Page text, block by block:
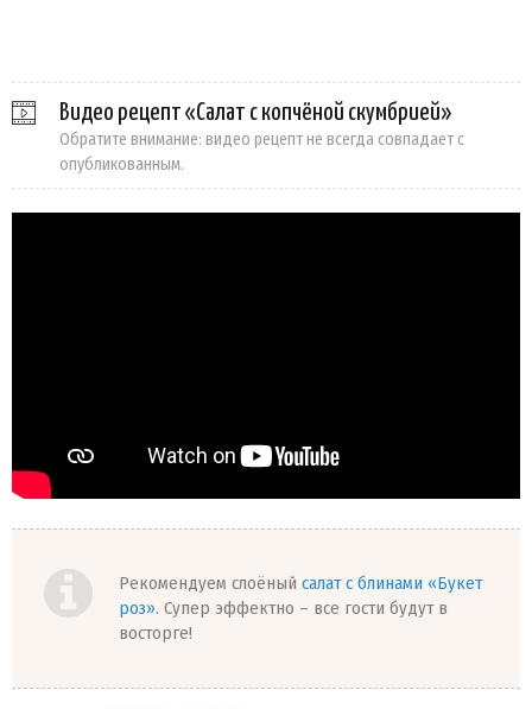
Видео рецепт «Салат с копчёной скумбрией»
Обратите внимание: видео рецепт не всегда совпадает с
опубликованным.
Рекомендуем слоёный салат с блинами «Букет
роз». Супер эффектно – все гости будут в
восторге!